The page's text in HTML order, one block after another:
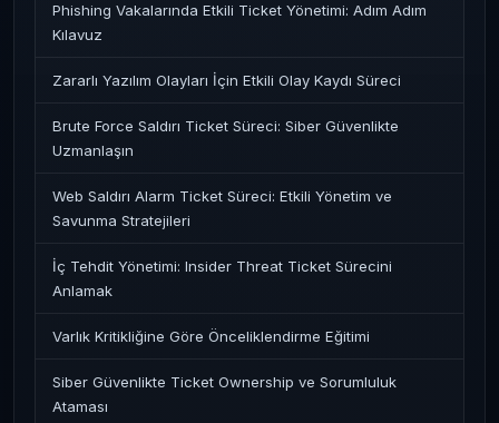
Phishing Vakalarında Etkili Ticket Yönetimi: Adım Adım
Kılavuz
Zararlı Yazılım Olayları İçin Etkili Olay Kaydı Süreci
Brute Force Saldırı Ticket Süreci: Siber Güvenlikte
Uzmanlaşın
Web Saldırı Alarm Ticket Süreci: Etkili Yönetim ve
Savunma Stratejileri
İç Tehdit Yönetimi: Insider Threat Ticket Sürecini
Anlamak
Varlık Kritikliğine Göre Önceliklendirme Eğitimi
Siber Güvenlikte Ticket Ownership ve Sorumluluk
Ataması